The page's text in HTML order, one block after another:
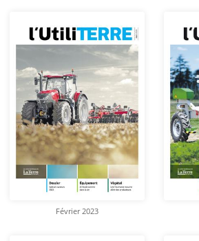
Février 2023